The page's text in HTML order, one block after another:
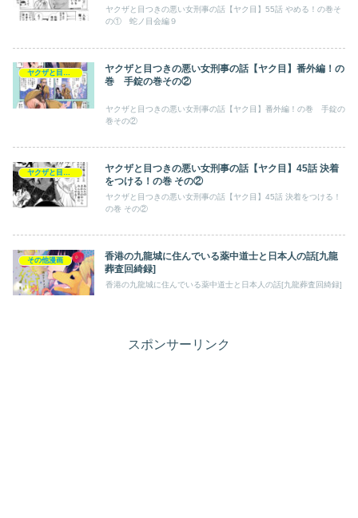
ヤクザと目つきの悪い女刑事の話【ヤク目】55話 やめる！の巻そ
の① 蛇ノ目会編９
ヤクザと目つきの悪い女刑事の話【ヤク目】
ヤクザと目つきの悪い女刑事の話【ヤク目】番外編！の
巻 手錠の巻その②​
ヤクザと目つきの悪い女刑事の話【ヤク目】番外編！の巻 手錠の
巻その②​
ヤクザと目つきの悪い女刑事の話【ヤク目】
ヤクザと目つきの悪い女刑事の話【ヤク目】45話 決着
をつける！の巻 その②
ヤクザと目つきの悪い女刑事の話【ヤク目】45話 決着をつける！
の巻 その②
その他漫画
香港の九龍城に住んでいる薬中道士と日本人の話[九龍
葬査回綺録]
香港の九龍城に住んでいる薬中道士と日本人の話[九龍葬査回綺録]
スポンサーリンク